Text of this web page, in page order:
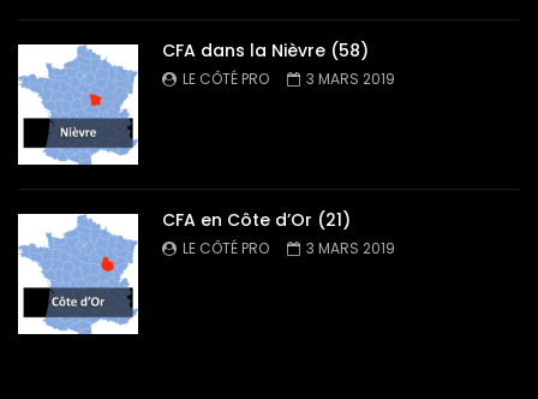
CFA dans la Nièvre (58)
LE CÔTÉ PRO 3 MARS 2019
CFA en Côte d’Or (21)
LE CÔTÉ PRO 3 MARS 2019